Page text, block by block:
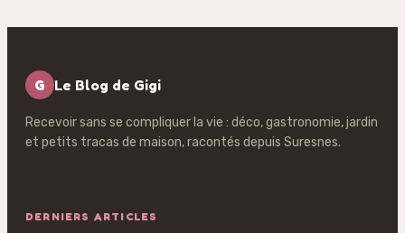
G Le Blog de Gigi
Recevoir sans se compliquer la vie : déco, gastronomie, jardin
et petits tracas de maison, racontés depuis Suresnes.
DERNIERS ARTICLES